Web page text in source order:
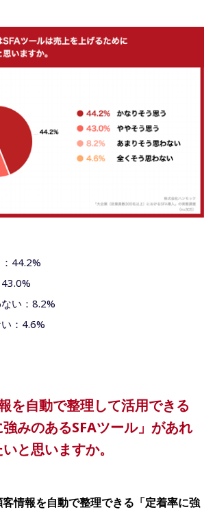
44.2%
い：8.2%
：4.6%
を自動で整理して活用できる
強みのあるSFAツール」があれ
と思いますか。
情報を自動で整理できる「定着率に強